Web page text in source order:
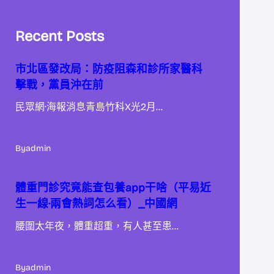
Recent Posts
市北區發改局：防疫阻森和診所家醫科
擊戰，黨員沖在前
民眾網·海報消息青島竹科X光2月…
Byadmin
體重門診究竟能查包養app干啥（平易近
生一線·兩會熱詞怎么看）_中國網
腰圍太年夜，體重超重，有人甚至患…
Byadmin